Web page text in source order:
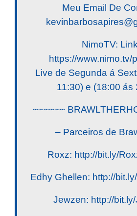
Meu Email De
NimoTV:
https://www.nimo.tv/
Live de Segunda á
11:30) e (18:00 ás
~~~~~~
– Parceiros de
Roxz: http://bit.ly/
Edhy Ghellen: http://
Jewzen: http://